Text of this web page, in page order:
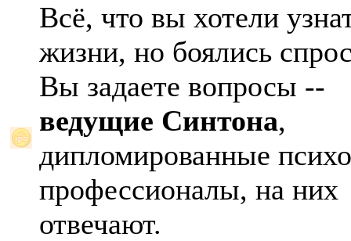
Всё, что вы хотели
жизни, но боялись
Вы задаете вопросы --
ведущие Синтона,
дипломированные
профессионалы, на них
отвечают.